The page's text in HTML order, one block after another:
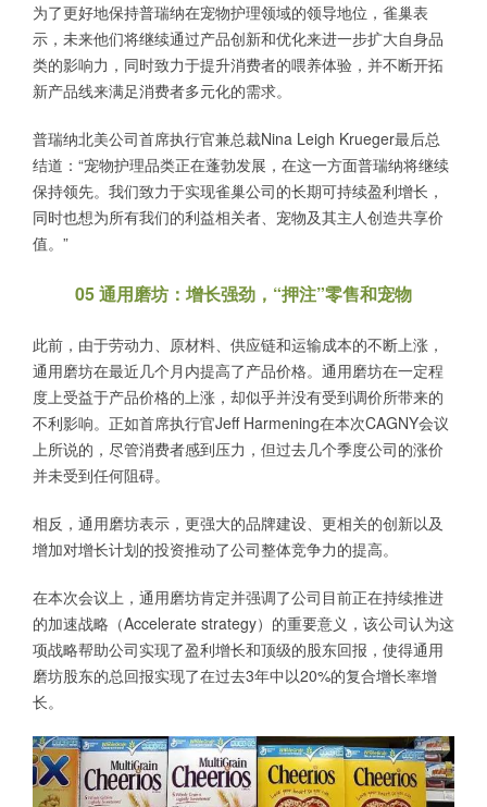
为了更好地保持普瑞纳在宠物护理领域的领导地位，雀巢表
示，未来他们将继续通过产品创新和优化来进一步扩大自身品
类的影响力，同时致力于提升消费者的喂养体验，并不断开拓
新产品线来满足消费者多元化的需求。
普瑞纳北美公司首席执行官兼总裁Nina Leigh Krueger最后总
结道：“宠物护理品类正在蓬勃发展，在这一方面普瑞纳将继续
保持领先。我们致力于实现雀巢公司的长期可持续盈利增长，
同时也想为所有我们的利益相关者、宠物及其主人创造共享价
值。”
05 通用磨坊：增长强劲，“押注”零售和宠物
此前，由于劳动力、原材料、供应链和运输成本的不断上涨，
通用磨坊在最近几个月内提高了产品价格。通用磨坊在一定程
度上受益于产品价格的上涨，却似乎并没有受到调价所带来的
不利影响。正如首席执行官Jeff Harmening在本次CAGNY会议
上所说的，尽管消费者感到压力，但过去几个季度公司的涨价
并未受到任何阻碍。
相反，通用磨坊表示，更强大的品牌建设、更相关的创新以及
增加对增长计划的投资推动了公司整体竞争力的提高。
在本次会议上，通用磨坊肯定并强调了公司目前正在持续推进
的加速战略（Accelerate strategy）的重要意义，该公司认为这
项战略帮助公司实现了盈利增长和顶级的股东回报，使得通用
磨坊股东的总回报实现了在过去3年中以20%的复合增长率增
长。